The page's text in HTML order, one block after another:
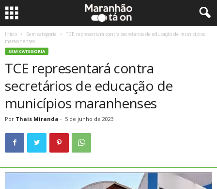
Início Sem categoria
TCE representará contra secretários de educação de municípios
maranhenses
SEM CATEGORIA
TCE representará contra
secretários de educação de
municípios maranhenses
Por Thais Miranda - 5 de junho de 2023